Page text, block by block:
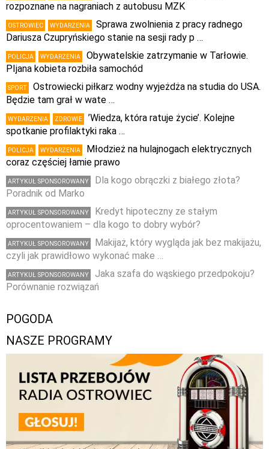
rozpoznane na nagraniach z autobusu MZK
OSTROWIEC WYDARZENIA
Sprawa zwolnienia z pracy radnego
Dariusza Czupryńskiego stanie na sesji rady p …
POLICJA WYDARZENIA
Obywatelskie zatrzymanie w Tarłowie.
PIjana kobieta rozbiła samochód
SPORT
Ostrowiecki piłkarz wodny wyjeżdża na studia do USA.
Będzie tam grał w wate …
WYDARZENIA ZDROWIE
’Wiedza, która ratuje życie’. Kolejne
spotkanie profilaktyki raka …
POLICJA WYDARZENIA
Młodzież na hulajnogach elektrycznych
coraz częściej łamie prawo
ARTYKUŁ SPONSOROWANY
Dla kogo obrączki z białego złota?
Poradnik od Marko
ARTYKUŁ SPONSOROWANY
Kredyt hipoteczny ze stałym
oprocentowaniem – dla kogo to dobry wybór?
ARTYKUŁ SPONSOROWANY
Makijaż, który wygląda jak bez makijażu,
czyli jak prawidłowo wykonać make …
ARTYKUŁ SPONSOROWANY
Jaka szafa do wąskiego przedpokoju?
Porównanie rozwiązań
POGODA
NASZE PROGRAMY